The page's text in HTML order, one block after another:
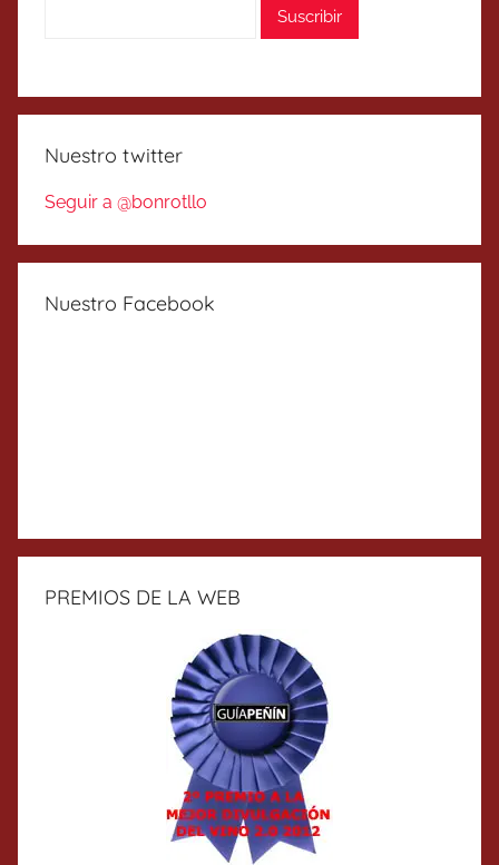
Nuestro twitter
Seguir a @bonrotllo
Nuestro Facebook
PREMIOS DE LA WEB